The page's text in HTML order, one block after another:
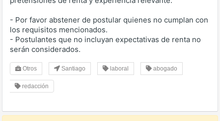
- Por favor abstener de postular quienes no cumplan con
los requisitos mencionados.
- Postulantes que no incluyan expectativas de renta no
serán considerados.
Otros Santiago laboral abogado
redacción